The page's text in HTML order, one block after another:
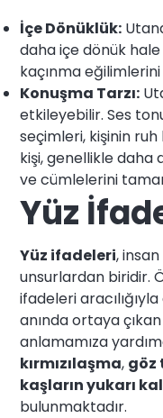
İçe Dönüklük:
daha içe dönük
kaçınma
Konuşma Tarzı:
etkileyebilir. Ses
seçimleri, kişinin
kişi, genellikle daha
ve cümlelerini
Yüz
Yüz ifadeleri,
unsurlardan biridir.
ifadeleri
anında ortaya
anlamamıza
kırmızılaşma, göz
kaşların yukarı
bulunmaktadır.